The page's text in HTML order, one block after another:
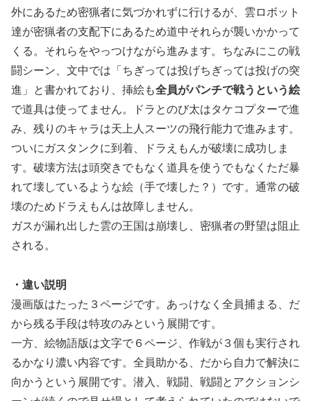
外にあるため密猟者に気づかれずに行けるが、雲ロボット
達が密猟者の支配下にあるため道中それらが襲いかかって
くる。それらをやっつけながら進みます。ちなみにこの戦
闘シーン、文中では「ちぎっては投げちぎっては投げの突
進」と書かれており、挿絵も全員がパンチで戦うという絵
で道具は使ってません。ドラとのび太はタケコプターで進
み、残りのキャラは天上人スーツの飛行能力で進みます。
ついにガスタンクに到着、ドラえもんが破壊に成功しま
す。破壊方法は頭突きでもなく道具を使うでもなくただ暴
れて壊しているような絵（手で壊した？）です。通常の破
壊のためドラえもんは故障しません。
ガスが漏れ出した雲の王国は崩壊し、密猟者の野望は阻止
される。
・違い説明
漫画版はたった３ページです。あっけなく全員捕まる、だ
から残る手段は特攻のみという展開です。
一方、絵物語版は文字で６ページ、作戦が３個も実行され
るかなり濃い内容です。全員助かる、だから自力で解決に
向かうという展開です。潜入、戦闘、戦闘とアクションシ